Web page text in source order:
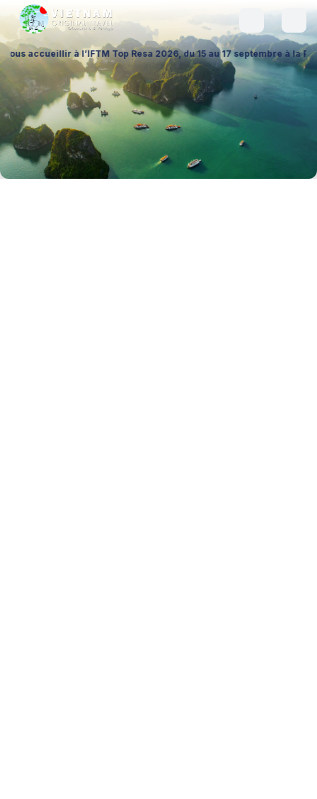
à l’IFTM Top Resa 2026, du 15 au 17 septembre à la Porte de